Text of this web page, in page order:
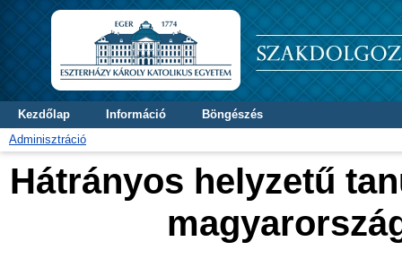
Kezdőlap Információ
Böngészés
Adminisztráció
Hátrányos helyzetű